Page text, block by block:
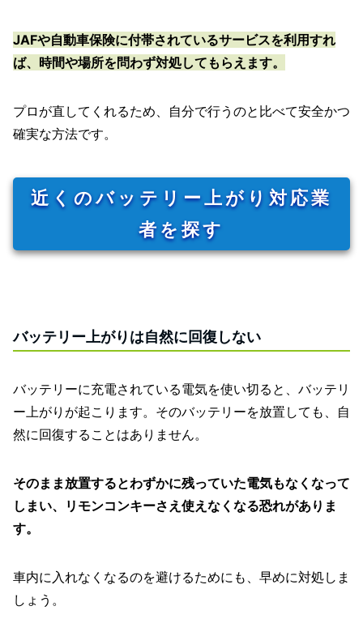
JAFや自動車保険に付帯されているサービスを利用すれ
ば、時間や場所を問わず対処してもらえます。
プロが直してくれるため、自分で行うのと比べて安全かつ
確実な方法です。
近くのバッテリー上がり対応業
者を探す
バッテリー上がりは自然に回復しない
バッテリーに充電されている電気を使い切ると、バッテリ
ー上がりが起こります。そのバッテリーを放置しても、自
然に回復することはありません。
そのまま放置するとわずかに残っていた電気もなくなって
しまい、リモンコンキーさえ使えなくなる恐れがありま
す。
車内に入れなくなるのを避けるためにも、早めに対処しま
しょう。